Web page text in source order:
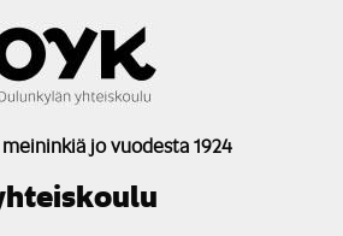
jo vuodesta 1924